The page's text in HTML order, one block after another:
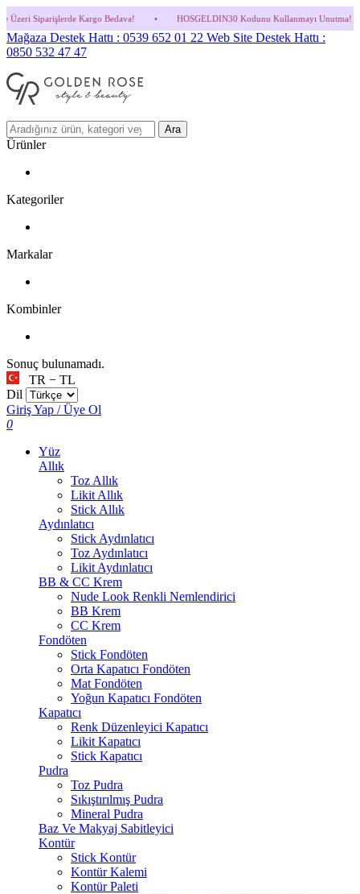
Bedava! • HOSGELDIN30 Kodunu Kullanmayı Unutma! (Parfüm ve İndirimli
Mağaza Destek Hattı : 0539 652 01 22 Web Site Destek Hattı :
0850 532 47 47
Ara
Ürünler
Kategoriler
Markalar
Kombinler
Sonuç bulunamadı.
TR − TL
Dil
Giriş Yap / Üye Ol
0
Yüz
Allık
Toz Allık
Likit Allık
Stick Allık
Aydınlatıcı
Stick Aydınlatıcı
Toz Aydınlatıcı
Likit Aydınlatıcı
BB & CC Krem
Nude Look Renkli Nemlendirici
BB Krem
CC Krem
Fondöten
Stick Fondöten
Orta Kapatıcı Fondöten
Mat Fondöten
Yoğun Kapatıcı Fondöten
Kapatıcı
Renk Düzenleyici Kapatıcı
Likit Kapatıcı
Stick Kapatıcı
Pudra
Toz Pudra
Sıkıştırılmış Pudra
Mineral Pudra
Baz Ve Makyaj Sabitleyici
Kontür
Stick Kontür
Kontür Kalemi
Kontür Paleti